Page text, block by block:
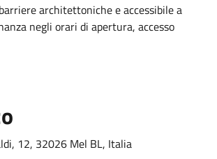
architettoniche e accessibile a
negli orari di apertura, accesso
12, 32026 Mel BL, Italia